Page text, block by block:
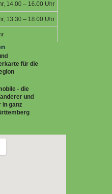
14.00 – 16.00 Uhr
13.30 – 18.00 Uhr
für die
- die
und
in ganz